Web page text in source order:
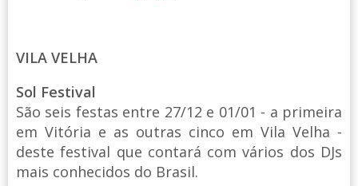
VILA VELHA
Sol Festival
São seis festas entre 27/12 e 01/01 - a primeira
em Vitória e as outras cinco em Vila Velha -
deste festival que contará com vários dos DJs
mais conhecidos do Brasil.